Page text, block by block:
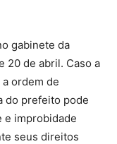
gabinete da
20 de abril. Caso a
ordem de
do prefeito pode
e improbidade
seus direitos